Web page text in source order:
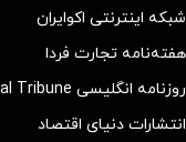
شبکه اینترنتی اکوایران
هفته‌نامه تجارت فردا
روزنامه انگلیسی Financial Tribune
انتشارات دنیای اقتصاد